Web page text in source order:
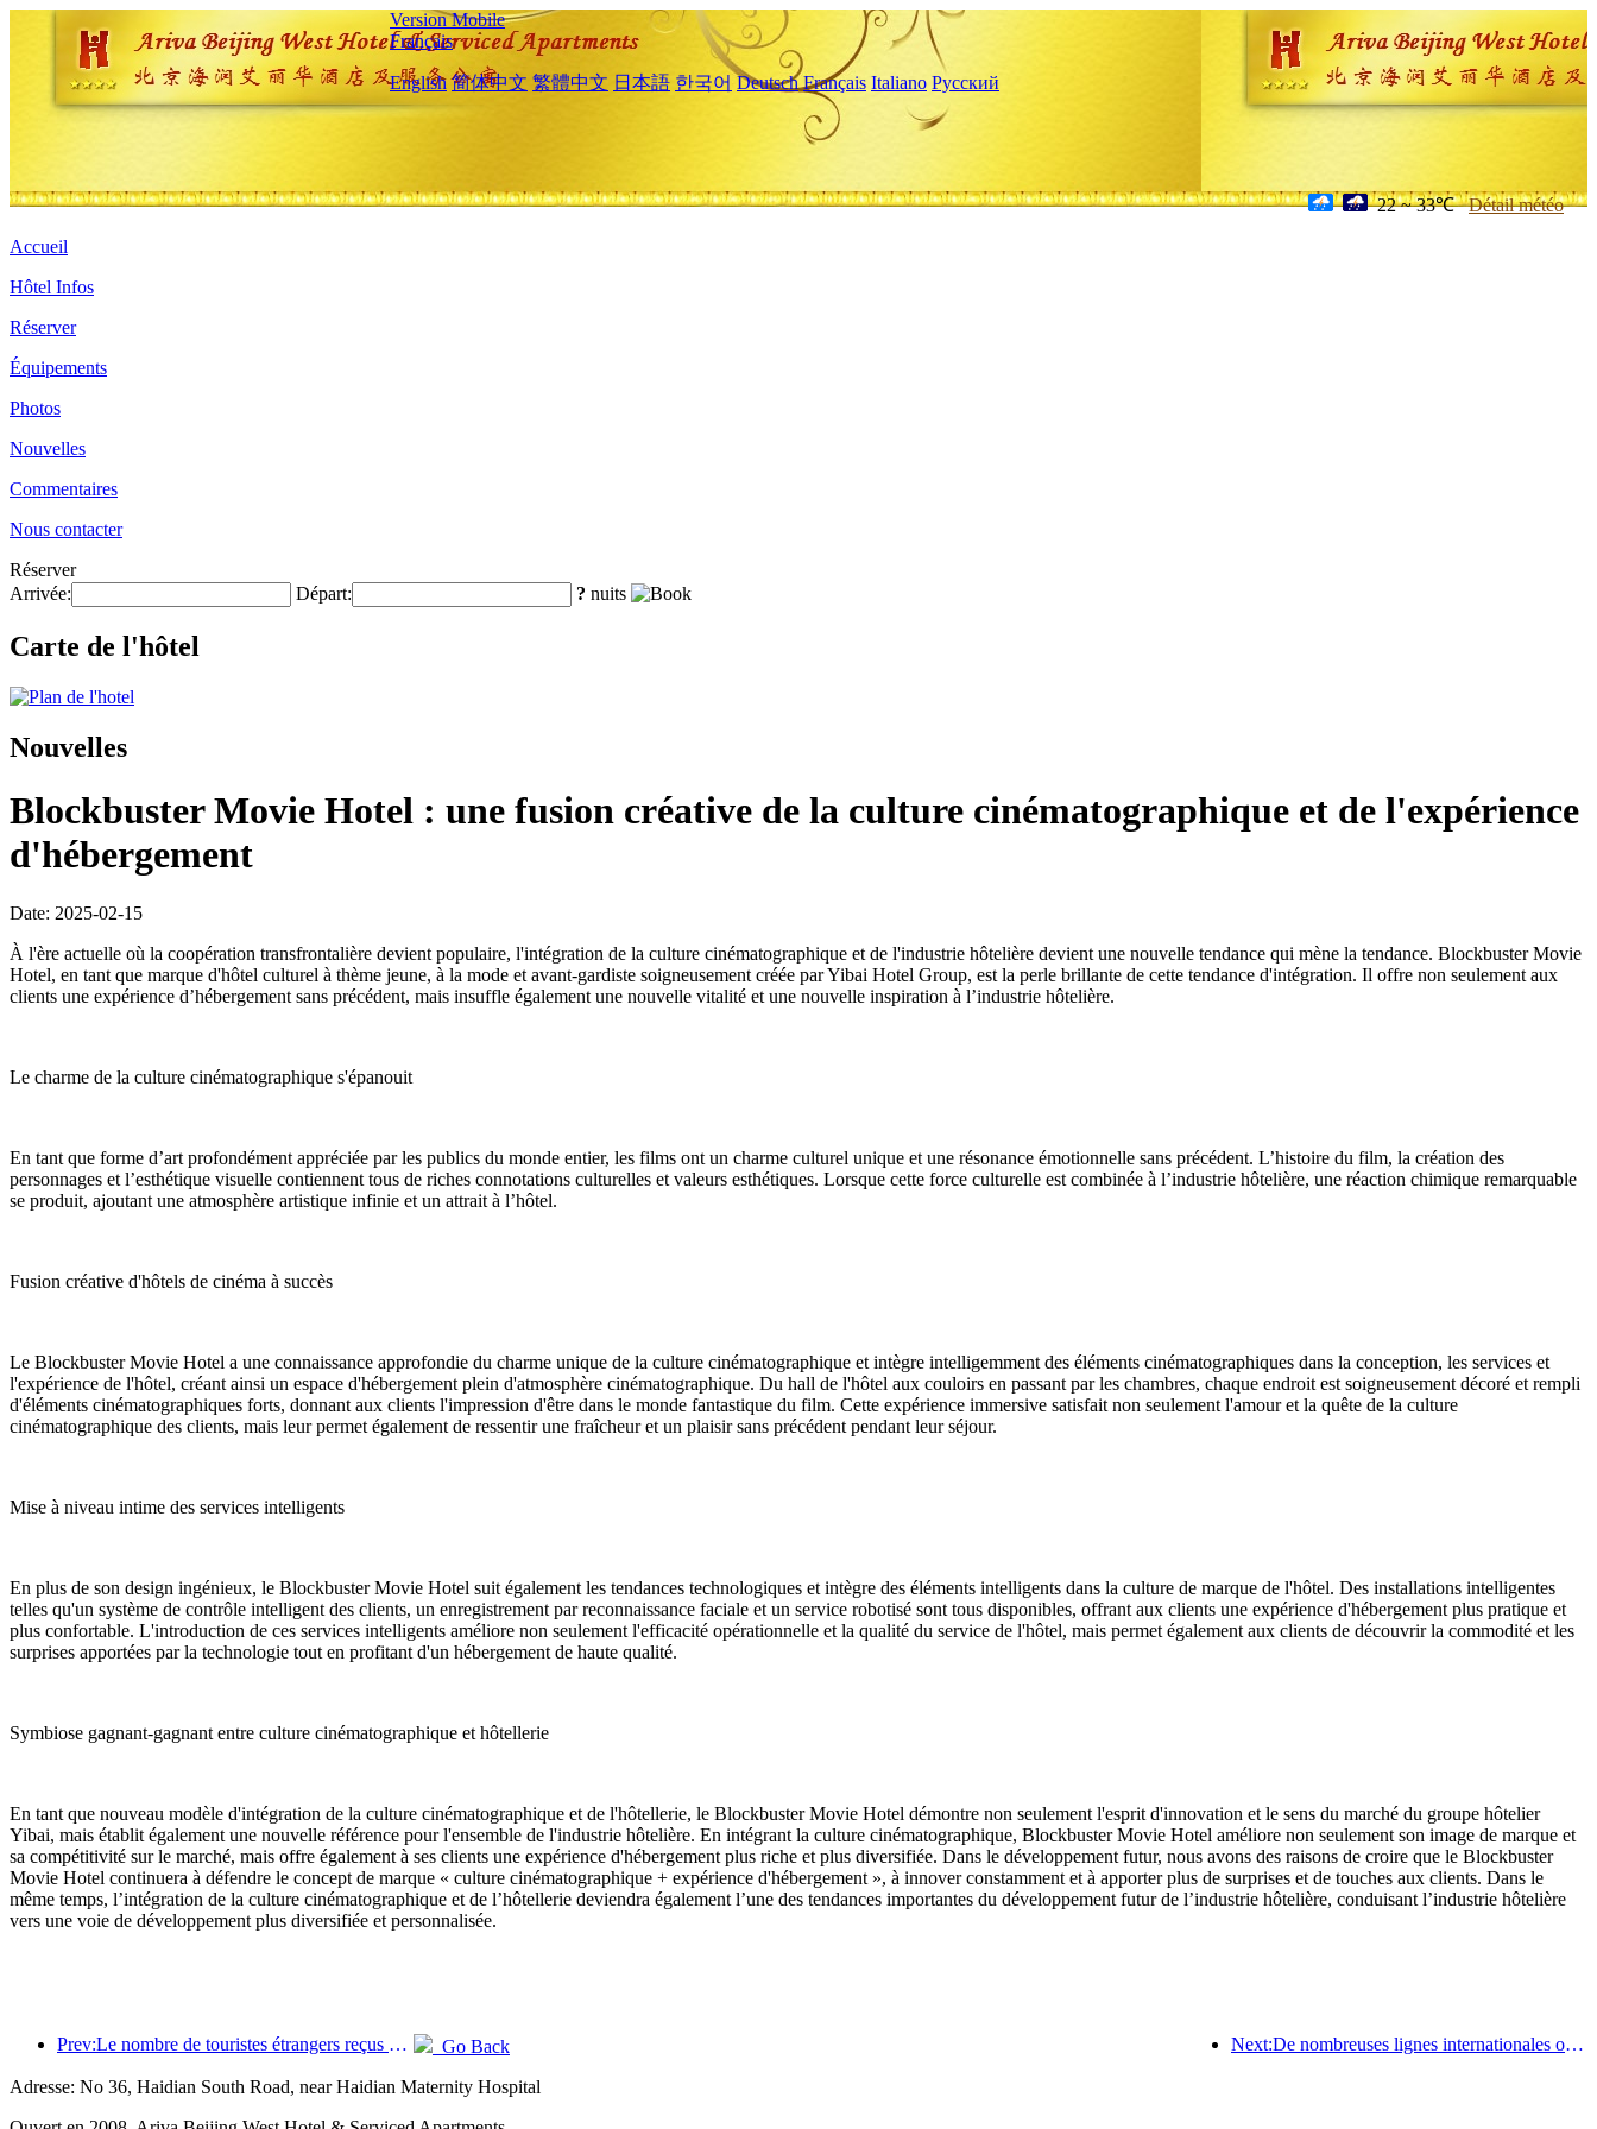
Version Mobile
Français
English 简体中文 繁體中文 日本語 한국어 Deutsch Français Italiano Русский
22 ~ 33℃ Détail météo
Accueil
Hôtel Infos
Réserver
Équipements
Photos
Nouvelles
Commentaires
Nous contacter
Réserver
Arrivée:
Départ: ? nuits
Carte de l'hôtel
Nouvelles
Blockbuster Movie Hotel : une fusion créative de la culture cinématographique et de l'expérience
d'hébergement
Date: 2025-02-15
À l'ère actuelle où la coopération transfrontalière devient populaire, l'intégration de la culture cinématographique et de l'industrie hôtelière devient une nouvelle tendance qui mène la tendance. Blockbuster Movie
Hotel, en tant que marque d'hôtel culturel à thème jeune, à la mode et avant-gardiste soigneusement créée par Yibai Hotel Group, est la perle brillante de cette tendance d'intégration. Il offre non seulement aux
clients une expérience d’hébergement sans précédent, mais insuffle également une nouvelle vitalité et une nouvelle inspiration à l’industrie hôtelière.
Le charme de la culture cinématographique s'épanouit
En tant que forme d’art profondément appréciée par les publics du monde entier, les films ont un charme culturel unique et une résonance émotionnelle sans précédent. L’histoire du film, la création des
personnages et l’esthétique visuelle contiennent tous de riches connotations culturelles et valeurs esthétiques. Lorsque cette force culturelle est combinée à l’industrie hôtelière, une réaction chimique remarquable
se produit, ajoutant une atmosphère artistique infinie et un attrait à l’hôtel.
Fusion créative d'hôtels de cinéma à succès
Le Blockbuster Movie Hotel a une connaissance approfondie du charme unique de la culture cinématographique et intègre intelligemment des éléments cinématographiques dans la conception, les services et
l'expérience de l'hôtel, créant ainsi un espace d'hébergement plein d'atmosphère cinématographique. Du hall de l'hôtel aux couloirs en passant par les chambres, chaque endroit est soigneusement décoré et rempli
d'éléments cinématographiques forts, donnant aux clients l'impression d'être dans le monde fantastique du film. Cette expérience immersive satisfait non seulement l'amour et la quête de la culture
cinématographique des clients, mais leur permet également de ressentir une fraîcheur et un plaisir sans précédent pendant leur séjour.
Mise à niveau intime des services intelligents
En plus de son design ingénieux, le Blockbuster Movie Hotel suit également les tendances technologiques et intègre des éléments intelligents dans la culture de marque de l'hôtel. Des installations intelligentes
telles qu'un système de contrôle intelligent des clients, un enregistrement par reconnaissance faciale et un service robotisé sont tous disponibles, offrant aux clients une expérience d'hébergement plus pratique et
plus confortable. L'introduction de ces services intelligents améliore non seulement l'efficacité opérationnelle et la qualité du service de l'hôtel, mais permet également aux clients de découvrir la commodité et les
surprises apportées par la technologie tout en profitant d'un hébergement de haute qualité.
Symbiose gagnant-gagnant entre culture cinématographique et hôtellerie
En tant que nouveau modèle d'intégration de la culture cinématographique et de l'hôtellerie, le Blockbuster Movie Hotel démontre non seulement l'esprit d'innovation et le sens du marché du groupe hôtelier
Yibai, mais établit également une nouvelle référence pour l'ensemble de l'industrie hôtelière. En intégrant la culture cinématographique, Blockbuster Movie Hotel améliore non seulement son image de marque et
sa compétitivité sur le marché, mais offre également à ses clients une expérience d'hébergement plus riche et plus diversifiée. Dans le développement futur, nous avons des raisons de croire que le Blockbuster
Movie Hotel continuera à défendre le concept de marque « culture cinématographique + expérience d'hébergement », à innover constamment et à apporter plus de surprises et de touches aux clients. Dans le
même temps, l’intégration de la culture cinématographique et de l’hôtellerie deviendra également l’une des tendances importantes du développement futur de l’industrie hôtelière, conduisant l’industrie hôtelière
vers une voie de développement plus diversifiée et personnalisée.
Prev:Le nombre de touristes étrangers reçus par Jinjiang Hotels (Chine) a augmenté de plus de 9 fois par rapport à l'année précédente Next:De nombreuses lignes internationales ont été ouvertes et augmentées récemment
Go Back
Adresse: No 36, Haidian South Road, near Haidian Maternity Hospital